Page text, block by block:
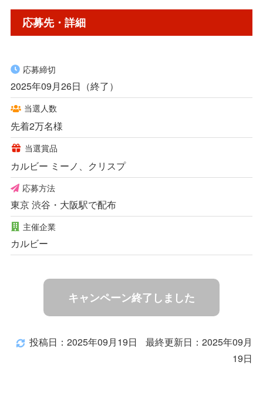
応募先・詳細
応募締切
2025年09月26日（終了）
当選人数
先着2万名様
当選賞品
カルビー ミーノ、クリスプ
応募方法
東京 渋谷・大阪駅で配布
主催企業
カルビー
キャンペーン終了しました
投稿日：2025年09月19日
最終更新日：2025年09月
19日